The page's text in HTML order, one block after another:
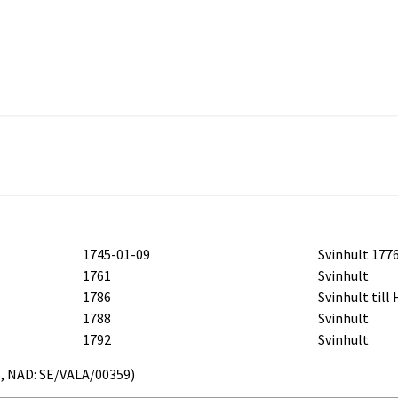
1745-01-09
Svinhult 1776
1761
Svinhult
1786
Svinhult till
1788
Svinhult
1792
Svinhult
SE/VALA/00359)